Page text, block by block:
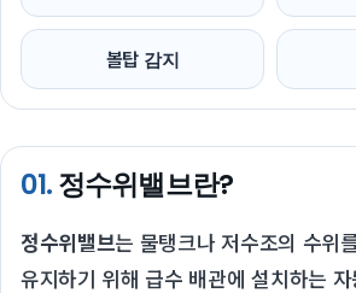
볼탑 감지
01.정수위밸브란?
정수위밸브는 물탱크나 저수조의 수위
유지하기 위해 급수 배관에 설치하는